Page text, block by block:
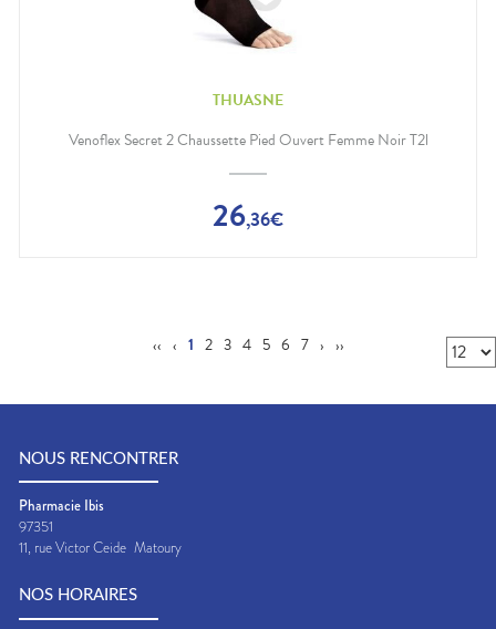
THUASNE
Venoflex Secret 2 Chaussette Pied Ouvert Femme Noir T2l
26,36€
‹‹ ‹ 1 2 3 4 5 6 7 › ››
NOUS RENCONTRER
Pharmacie Ibis
97351
11, rue Victor Ceide Matoury
NOS HORAIRES